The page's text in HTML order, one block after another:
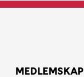
MEDLEMSKAP